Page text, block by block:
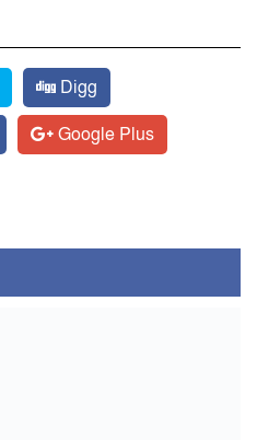
Digg
Google Plus